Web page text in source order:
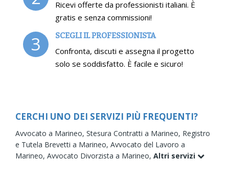
Ricevi offerte da professionisti italiani. È
gratis e senza commissioni!
3 SCEGLI IL PROFESSIONISTA
Confronta, discuti e assegna il progetto
solo se soddisfatto. È facile e sicuro!
CERCHI UNO DEI SERVIZI PIÙ FREQUENTI?
Avvocato a Marineo, Stesura Contratti a Marineo, Registro
e Tutela Brevetti a Marineo, Avvocato del Lavoro a
Marineo, Avvocato Divorzista a Marineo, Altri servizi